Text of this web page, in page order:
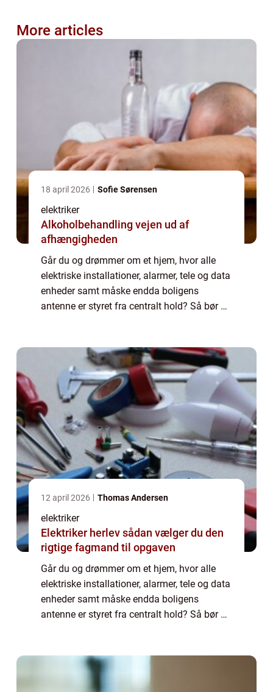
More articles
18 april 2026 Sofie Sørensen
elektriker
Alkoholbehandling vejen ud af
afhængigheden
Går du og drømmer om et hjem, hvor alle
elektriske installationer, alarmer, tele og data
enheder samt måske endda boligens
antenne er styret fra centralt hold? Så bør du
12 april 2026 Thomas Andersen
elektriker
Elektriker herlev sådan vælger du den
rigtige fagmand til opgaven
Går du og drømmer om et hjem, hvor alle
elektriske installationer, alarmer, tele og data
enheder samt måske endda boligens
antenne er styret fra centralt hold? Så bør du